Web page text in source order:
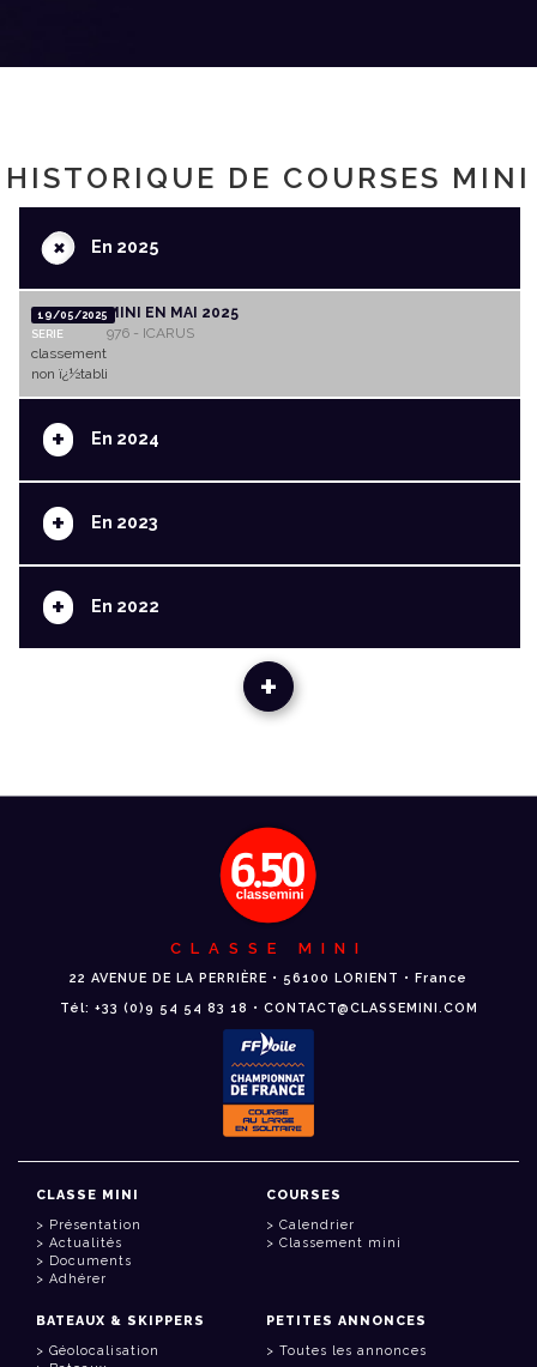
HISTORIQUE DE COURSES MINI
+En 2025
19/05/2025
SERIE
MINI EN MAI 2025
976 - ICARUS
classement
non ï¿½tabli
+ En 2024
+ En 2023
+ En 2022
+
CLASSE MINI
22 AVENUE DE LA PERRIÈRE • 56100 LORIENT • France
Tél: +33 (0)9 54 54 83 18 • CONTACT@CLASSEMINI.COM
CLASSE MINI
Présentation
Actualités
Documents
Adhérer
COURSES
Calendrier
Classement mini
BATEAUX & SKIPPERS
Géolocalisation
PETITES ANNONCES
Toutes les annonces